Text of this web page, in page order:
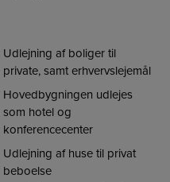
Udlejning af boliger til
private, samt erhvervslejemål
Hovedbygningen udlejes
som hotel og
konferencecenter
Udlejning af huse til privat
beboelse